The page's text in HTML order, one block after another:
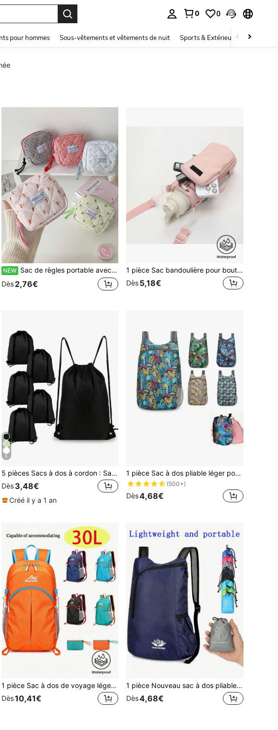
0 0
pour hommes Sous-vêtements et vêtements de nuit Sports & Extérieur Enfants
NEW Sac de règles portable avec fermeture éclair, sacs de rangement pour serviettes hygiéniques et tampons, sac de maquillage multifonctionnel à motif cerise pour chambre, salle de bain, salle de sport, croisière, camping, plage, affaires, vacances, rentrée scolaire, accessoires de voyage essentiels, cadeau pour maman, enseignantes et petite amie
Dès 2,76€
1 pièce Sac bandoulière pour bouteille d'eau, porte-gobelet portable, sac pour bouteille d'eau de voiture, pochette de téléphone portable, sac bandoulière minimaliste unisexe avec sangle d'épaule réglable et compartiments multiples, convient pour le rangement de voyage, la randonnée, le camping et les accessoires de cyclisme
Dès5,18€
5
5 pièces Sacs à dos à cordon : Sacs de sport en nylon, convenant pour les voyages, le yoga, la fitness, le camping en plein air, la randonnée et les articles essentiels de plage
Dès 3,48€
Créé il y a 1 an
1 pièce Sac à dos pliable léger pour l'extérieur, nouveau sac de voyage pliable respirant et résistant à l'eau, sac à dos de randonnée polyvalent
(500+)
Dès4,68€
1 pièce Sac à dos de voyage léger et pliable, sac de randonnée grande capacité 30L, sac à dos d'extérieur à double bretelle, sac à dos de trekking, sac à dos de voyage compact et résistant à l'eau, sac à dos quotidien (vert, bleu, orange, noir), convient pour la randonnée, les trajets quotidiens et les courts voyages, saison de la rentrée scolaire
Dès10,41€
1 pièce Nouveau sac à dos pliable ultra-léger, sac de voyage polyvalent avec un tissu résistant à l'eau
Dès4,68€